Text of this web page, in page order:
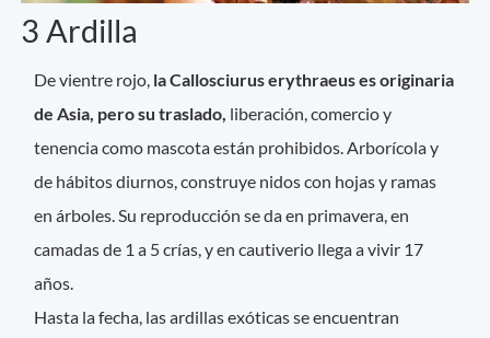
3 Ardilla
De vientre rojo, la Callosciurus erythraeus es originaria
de Asia, pero su traslado, liberación, comercio y
tenencia como mascota están prohibidos. Arborícola y
de hábitos diurnos, construye nidos con hojas y ramas
en árboles. Su reproducción se da en primavera, en
camadas de 1 a 5 crías, y en cautiverio llega a vivir 17
años.
Hasta la fecha, las ardillas exóticas se encuentran